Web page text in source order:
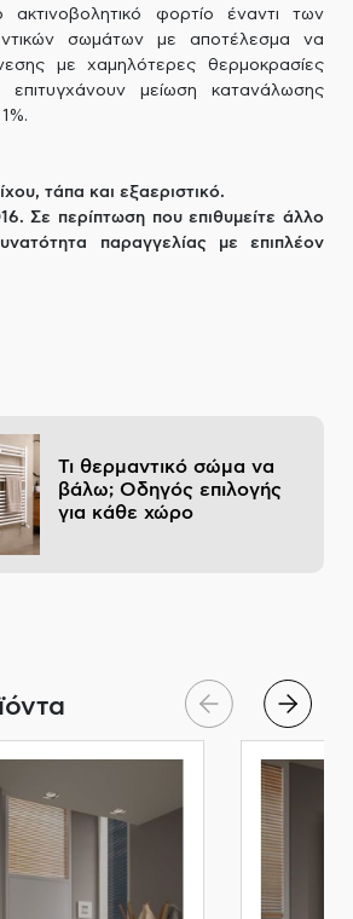
ακτινοβολητικό φορτίο έναντι των
σωμάτων με αποτέλεσμα να
με χαμηλότερες θερμοκρασίες
μείωση κατανάλωσης
τάπα και εξαεριστικό.
Σε περίπτωση που επιθυμείτε άλλο
παραγγελίας με επιπλέον
Τι θερμαντικό σώμα να
βάλω; Οδηγός επιλογής
για κάθε χώρο